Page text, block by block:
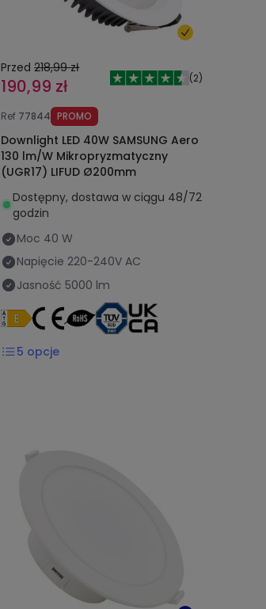
Przed 218,99 zł
190,99 zł (2)
Ref 77844 PROMO
Downlight LED 40W SAMSUNG Aero
130 lm/W Mikropryzmatyczny
(UGR17) LIFUD Ø200mm
Dostępny, dostawa w ciągu 48/72
godzin
Moc 40 W
Napięcie 220-240V AC
Jasność 5000 lm
5 opcje